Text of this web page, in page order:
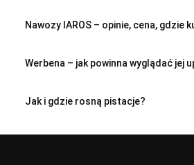
Nawozy IAROS – opinie, cena, gdzie
Werbena – jak powinna wyglądać jej
Jak i gdzie rosną pistacje?